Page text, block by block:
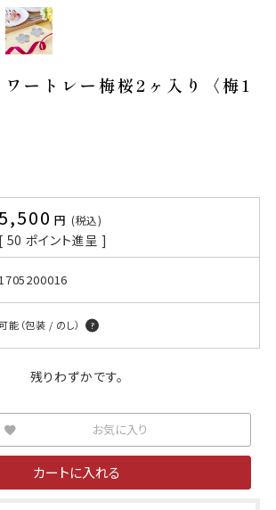
ワートレー梅桜2ヶ入り〈梅1
税込
[ 50 ポイント進呈 ]
1705200016
能（包装 / のし）
残りわずかです。
お気に入り
カートに入れる